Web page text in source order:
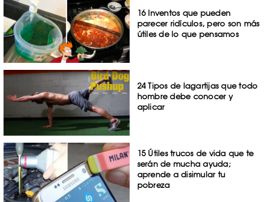
16 Inventos que pueden
parecer ridículos, pero son más
útiles de lo que pensamos
24 Tipos de lagartijas que todo
hombre debe conocer y
aplicar
15 Útiles trucos de vida que te
serán de mucha ayuda;
aprende a disimular tu
pobreza